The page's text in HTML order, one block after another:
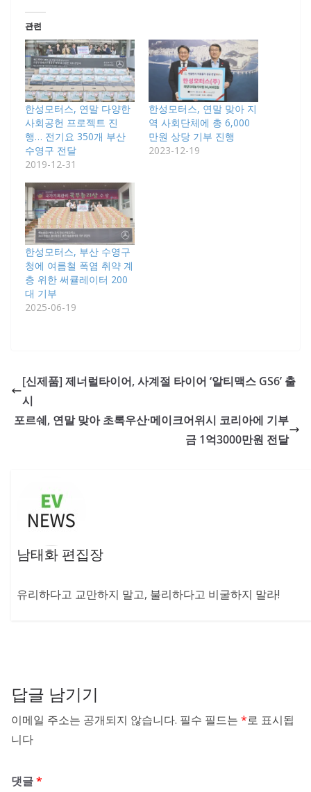
관련
한성모터스, 연말 다양한
사회공헌 프로젝트 진
행… 전기요 350개 부산
수영구 전달
2019-12-31
한성모터스, 연말 맞아 지
역 사회단체에 총 6,000
만원 상당 기부 진행
2023-12-19
한성모터스, 부산 수영구
청에 여름철 폭염 취약 계
층 위한 써큘레이터 200
대 기부
2025-06-19
[신제품] 제너럴타이어, 사계절 타이어 ‘알티맥스 GS6’ 출
시
포르쉐, 연말 맞아 초록우산·메이크어위시 코리아에 기부
금 1억3000만원 전달
남태화 편집장
유리하다고 교만하지 말고, 불리하다고 비굴하지 말라!
답글 남기기
이메일 주소는 공개되지 않습니다. 필수 필드는 *로 표시됩
니다
댓글*